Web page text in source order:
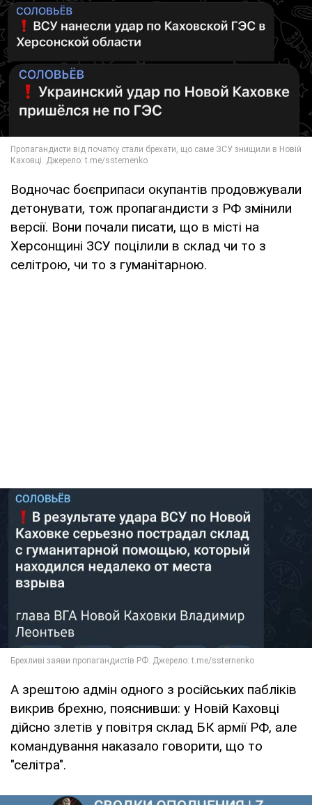
Водночас боєприпаси окупантів продовжували
детонувати, тож пропагандисти з РФ змінили
версії. Вони почали писати, що в місті на
Херсонщині ЗСУ поцілили в склад чи то з
селітрою, чи то з гуманітарною.
А зрештою адмін одного з російських пабліків
викрив брехню, пояснивши: у Новій Каховці
дійсно злетів у повітря склад БК армії РФ, але
командування наказало говорити, що то
"селітра".